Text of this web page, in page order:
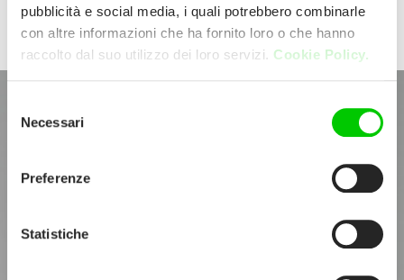
pubblicità e social media, i quali potrebbero combinarle
con altre informazioni che ha fornito loro o che hanno
raccolto dal suo utilizzo dei loro servizi. Cookie Policy.
delNecessari
Preferenze
Statistiche